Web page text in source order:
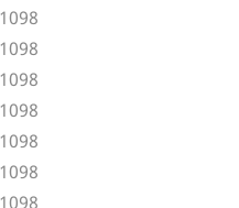
1098
1098
1098
1098
1098
1098
1098